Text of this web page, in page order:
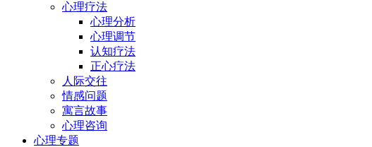
心理疗法
心理分析
心理调节
认知疗法
正心疗法
人际交往
情感问题
寓言故事
心理咨询
心理专题